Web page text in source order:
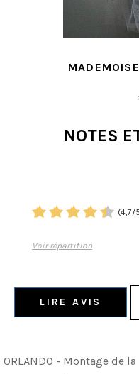
NOTES
(4,7/5
Voir répartition
LIRE AVIS
ORLANDO - Montage de la